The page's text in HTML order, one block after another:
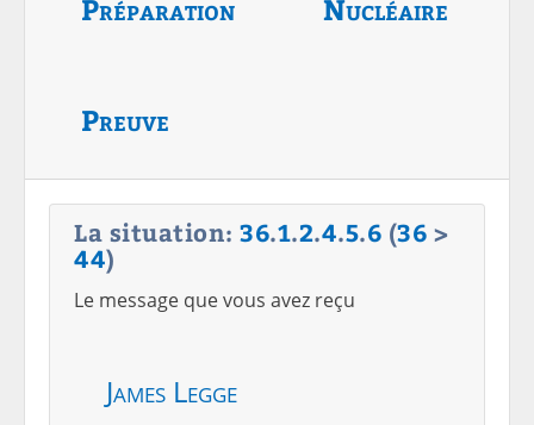
Préparation Nucléaire
Preuve
La situation: 36.1.2.4.5.6 (36 >
44)
Le message que vous avez reçu
James Legge